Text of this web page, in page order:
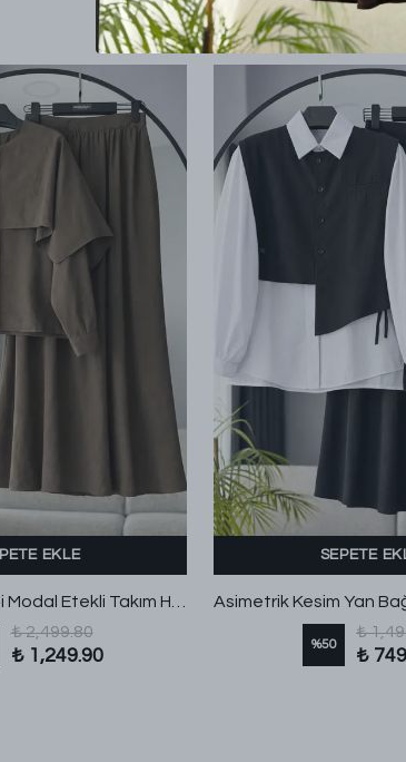
EKLE
Pelerinli Düğmeli Modal Etekli Takım Haki
₺ 2,499.80
₺ 1,249.90
SEPETE
%50
₺
₺